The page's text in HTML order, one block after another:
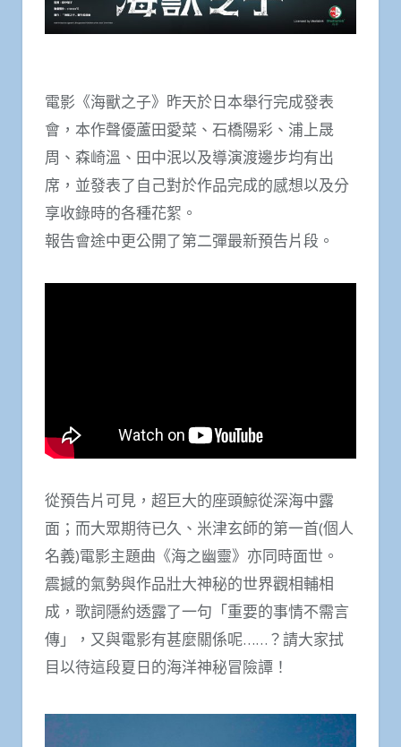
電影《海獸之子》昨天於日本舉行完成發表
會，本作聲優蘆田愛菜、石橋陽彩、浦上晟
周、森崎溫、田中泯以及導演渡邊步均有出
席，並發表了自己對於作品完成的感想以及分
享收錄時的各種花絮。
報告會途中更公開了第二彈最新預告片段。
從預告片可見，超巨大的座頭鯨從深海中露
面；而大眾期待已久、米津玄師的第一首(個人
名義)電影主題曲《海之幽靈》亦同時面世。
震撼的氣勢與作品壯大神秘的世界觀相輔相
成，歌詞隱約透露了一句「重要的事情不需言
傳」，又與電影有甚麼關係呢……？請大家拭
目以待這段夏日的海洋神秘冒險譚！